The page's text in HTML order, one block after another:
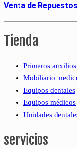
Venta de
Tienda
Primeros auxilios
Mobiliario
Equipos dentales
Equipos médicos
Unidades
servicios